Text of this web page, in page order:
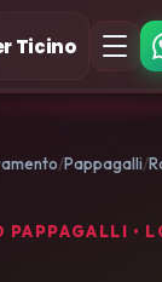
Ticino
Pappagalli
•